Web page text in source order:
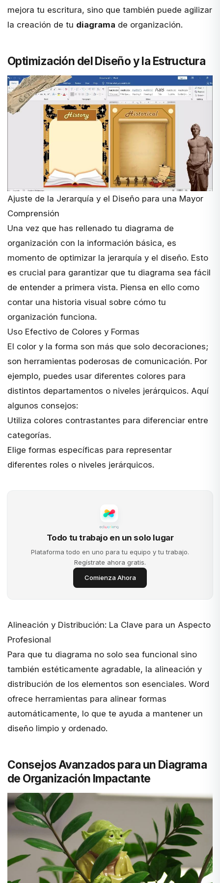
mejora tu escritura, sino que también puede agilizar
la creación de tu diagrama de organización.
Optimización del Diseño y la Estructura
Ajuste de la Jerarquía y el Diseño para una Mayor
Comprensión
Una vez que has rellenado tu diagrama de
organización con la información básica, es
momento de optimizar la jerarquía y el diseño. Esto
es crucial para garantizar que tu diagrama sea fácil
de entender a primera vista. Piensa en ello como
contar una historia visual sobre cómo tu
organización funciona.
Uso Efectivo de Colores y Formas
El color y la forma son más que solo decoraciones;
son herramientas poderosas de comunicación. Por
ejemplo, puedes usar diferentes colores para
distintos departamentos o niveles jerárquicos. Aquí
algunos consejos:
Utiliza colores contrastantes para diferenciar entre
categorías.
Elige formas específicas para representar
diferentes roles o niveles jerárquicos.
Todo tu trabajo en un solo lugar
Plataforma todo en uno para tu equipo y tu trabajo.
Regístrate ahora gratis.
Comienza Ahora
Alineación y Distribución: La Clave para un Aspecto
Profesional
Para que tu diagrama no solo sea funcional sino
también estéticamente agradable, la alineación y
distribución de los elementos son esenciales. Word
ofrece herramientas para alinear formas
automáticamente, lo que te ayuda a mantener un
diseño limpio y ordenado.
Consejos Avanzados para un Diagrama
de Organización Impactante